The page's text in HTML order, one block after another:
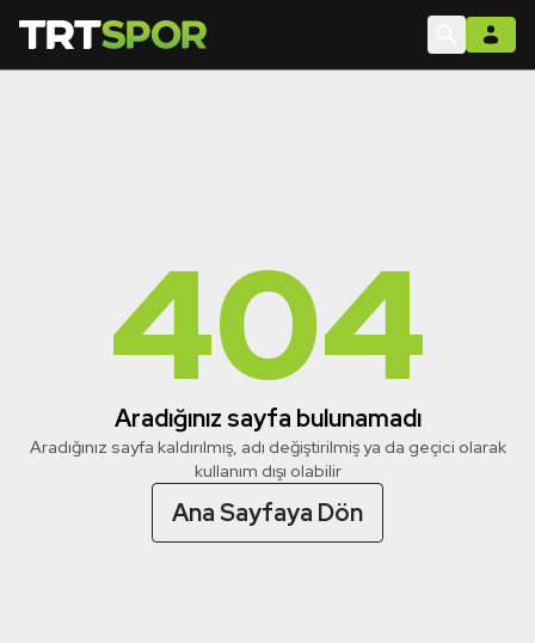
404
Aradığınız sayfa bulunamadı
Aradığınız sayfa kaldırılmış, adı değiştirilmiş ya da geçici olarak
kullanım dışı olabilir
Ana Sayfaya Dön